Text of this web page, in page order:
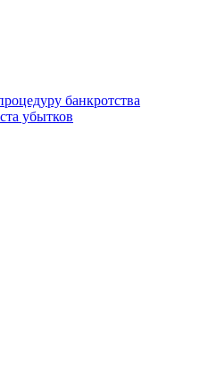
банкротства
убытков